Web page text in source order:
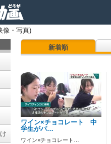
像・写真)
新着順
ワイン×チョコレート 中
学生がパ…
ワイン×チョコレート…